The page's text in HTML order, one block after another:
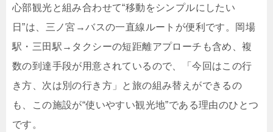
心部観光と組み合わせて“移動をシンプルにしたい
日”は、三ノ宮→バスの一直線ルートが便利です。岡場
駅・三田駅→タクシーの短距離アプローチも含め、複
数の到達手段が用意されているので、「今回はこの行
き方、次は別の行き方」と旅の組み替えができるの
も、この施設が“使いやすい観光地”である理由のひとつ
です。